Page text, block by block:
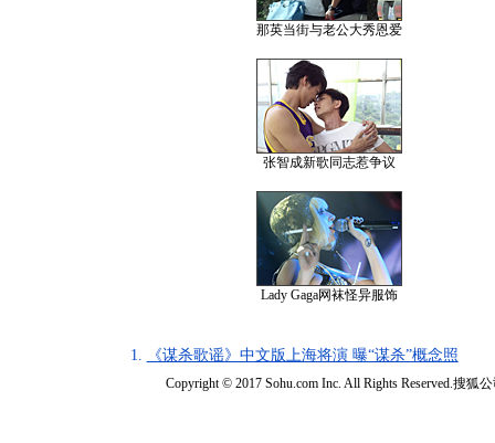
那英当街与老公大秀恩爱
张智成新歌同志惹争议
Lady Gaga网袜怪异服饰
1. 《谋杀歌谣》中文版上海将演 曝“谋杀”概念照
Copyright © 2017 Sohu.com Inc. All Rights Reserved.搜狐